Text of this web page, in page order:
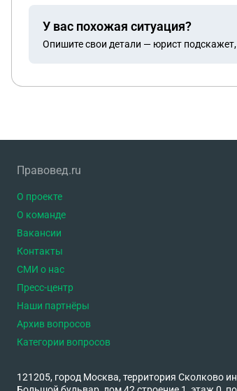
У вас похожая ситуация?
Опишите свои детали — юрист подскажет,
Правовед.ru
О проекте
О команде
Вакансии
Контакты
СМИ о нас
Пресс-центр
Наши партнёры
Архив вопросов
Категории вопросов
121205, город Москва, территория Сколково